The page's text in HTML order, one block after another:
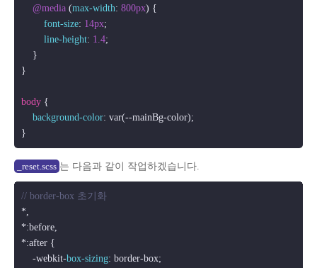
@media (max-width: 800px) {
font-size: 14px;
line-height: 1.4;
    }
}
body {
background-color: var(--mainBg-color);
_reset.scss 는 다음과 같이 작업하겠습니다.
// border-box 초기화
*,
*:before,
*:after {
    -webkit-
box-sizing: border-box;